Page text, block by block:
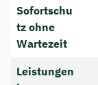
Sofortschu
tz ohne
Wartezeit
Leistungen